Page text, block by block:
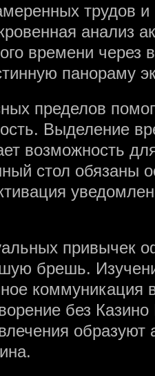
трудов и
анализ
времени через
панораму
пределов
Выделение
возможность
стол обязаны
привычек
брешь.
коммуникация
без
образуют